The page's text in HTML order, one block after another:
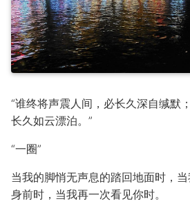
“谁终将声震人间，必长久深自缄默
长久如云漂泊。”
“一圈”
当我的脚悄无声息的踏回地面时，
身前时，当我再一次看见你时。